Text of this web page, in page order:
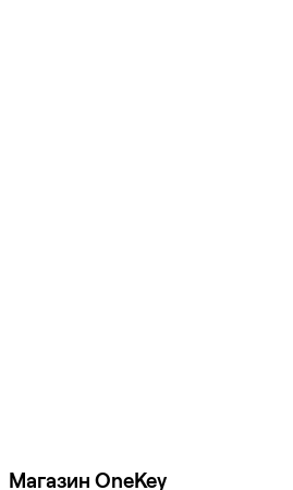
Магазин OneKey